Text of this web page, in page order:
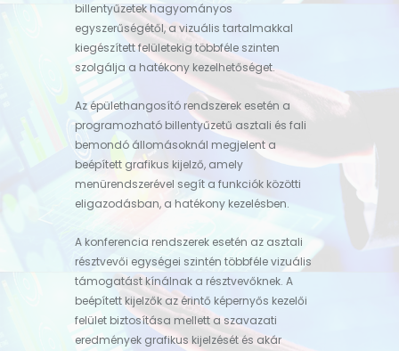
billentyűzetek hagyományos
egyszerűségétől, a vizuális tartalmakkal
kiegészített felületekig többféle szinten
szolgálja a hatékony kezelhetőséget.
Az épülethangosító rendszerek esetén a
programozható billentyűzetű asztali és fali
bemondó állomásoknál megjelent a
beépített grafikus kijelző, amely
menürendszerével segít a funkciók közötti
eligazodásban, a hatékony kezelésben.
A konferencia rendszerek esetén az asztali
résztvevői egységei szintén többféle vizuális
támogatást kínálnak a résztvevőknek. A
beépített kijelzők az érintő képernyős kezelői
felület biztosítása mellett a szavazati
eredmények grafikus kijelzését és akár